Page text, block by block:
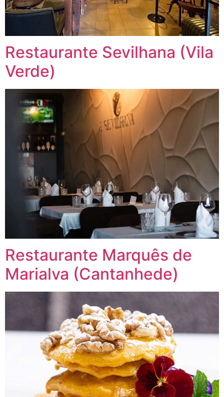
Restaurante Sevilhana (Vila
Verde)
Restaurante Marquês de
Marialva (Cantanhede)